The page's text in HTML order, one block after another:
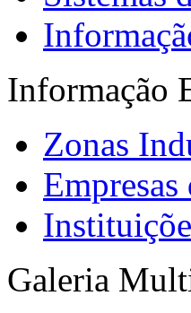
Informação
Zonas
Empresas
Galeria